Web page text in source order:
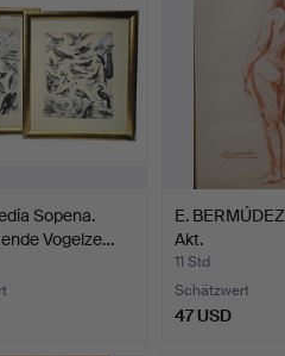
Sopena.
Vogelze…
E.
Akt.
11 Std
Schätzwert
47 USD